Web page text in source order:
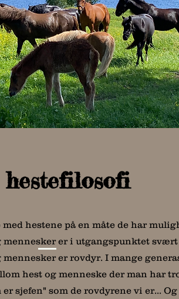
hestefilosofi
hestene på en måte de har
mennesker er i utgangspunktet
er rovdyr. I mange
hest og menneske der man har
sjefen" som de rovdyrene vi er...